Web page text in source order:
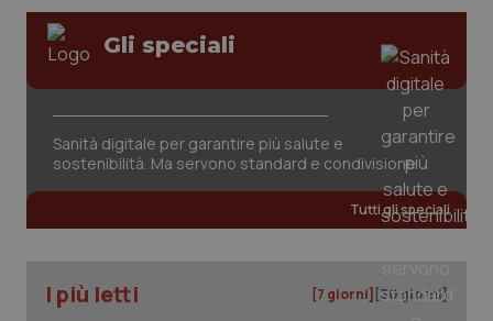
Gli speciali
Sanità digitale per garantire più salute e
sostenibilità. Ma servono standard e condivisione
Tutti gli speciali
I più letti [7 giorni] [30 giorni]
session-id
_ga
Google LLC
.quotidianosanita.it